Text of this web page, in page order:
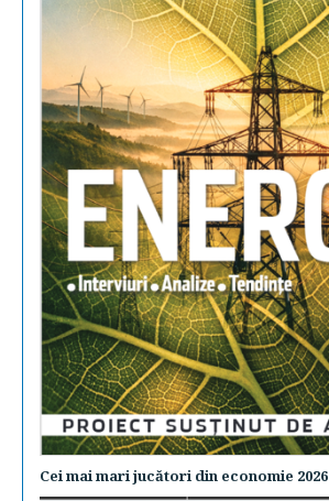
Cei mai mari jucători din economie 2026